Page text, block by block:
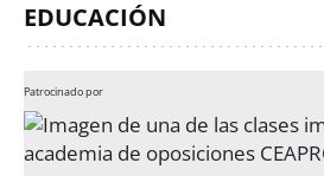
EDUCACIÓN
Patrocinado por